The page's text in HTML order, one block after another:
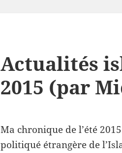
Actualités
2015 (par
Ma chronique de l’été
politiqué étrangère de